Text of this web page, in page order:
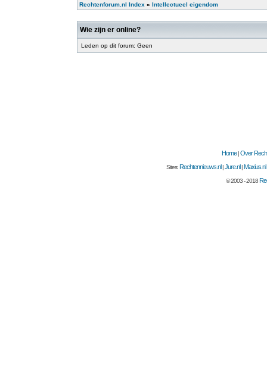
Rechtenforum.nl Index » Intellectueel eigendom
Wie zijn er online?
Leden op dit forum: Geen
Home|Over
Sites:Rechtennieuws.nl |Jure.nl |Maxius.nl
© 2003 - 2018